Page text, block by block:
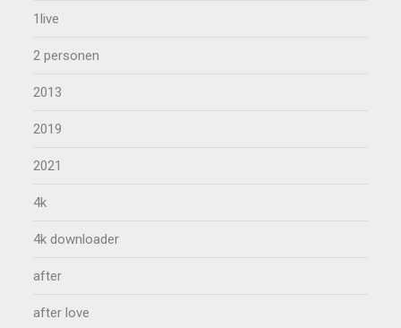
1live
2 personen
2013
2019
2021
4k
4k downloader
after
after love